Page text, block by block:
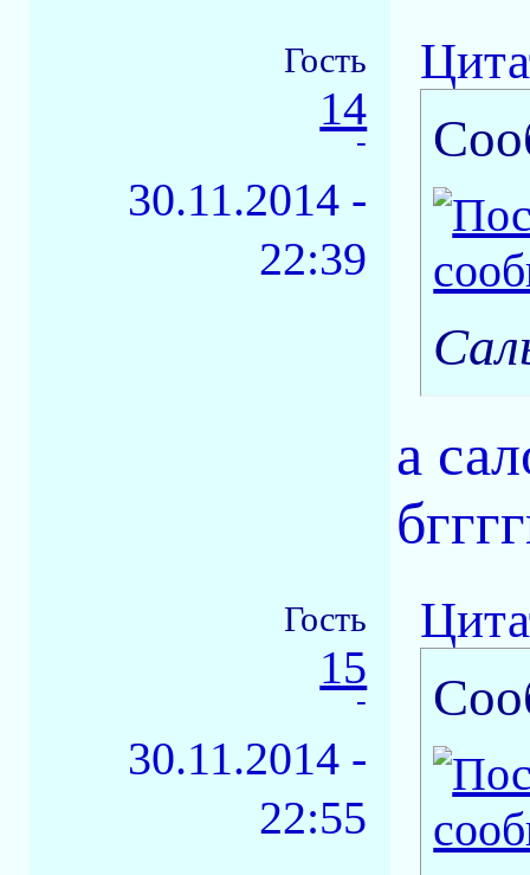
Гость
14
-
30.11.2014 -
22:39
а
Гость
15
-
30.11.2014 -
22:55